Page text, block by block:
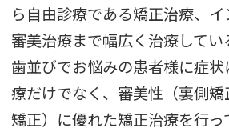
ら自由診療である矯正治療、イ
審美治療まで幅広く治療してい
歯並びでお悩みの患者様に症
療だけでなく、審美性（裏側
矯正）に優れた矯正治療を行っ